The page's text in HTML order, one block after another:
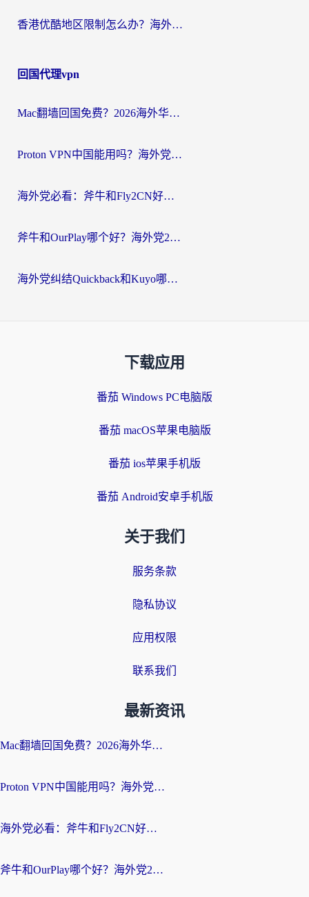
香港优酷地区限制怎么办？海外党亲测有效的追剧解决方案
回国代理vpn
Mac翻墙回国免费？2026海外华人亲测：从CCTV5直播到国内APP，这样选加速器才靠谱
Proton VPN中国能用吗？海外党选回国加速器的避坑指南（附番茄加速器实测）
海外党必看：斧牛和Fly2CN好用吗？3招教你选对回国加速器（附免费试用攻略）
斧牛和OurPlay哪个好？海外党2026亲测：选对加速器，国内资源秒加载
海外党纠结Quickback和Kuyo哪个好？选对回国加速器才能无缝刷国内资源
下载应用
番茄 Windows PC电脑版
番茄 macOS苹果电脑版
番茄 ios苹果手机版
番茄 Android安卓手机版
关于我们
服务条款
隐私协议
应用权限
联系我们
最新资讯
Mac翻墙回国免费？2026海外华人亲测：从CCTV5直播到国内APP，这样选加速器才靠谱
Proton VPN中国能用吗？海外党选回国加速器的避坑指南（附番茄加速器实测）
海外党必看：斧牛和Fly2CN好用吗？3招教你选对回国加速器（附免费试用攻略）
斧牛和OurPlay哪个好？海外党2026亲测：选对加速器，国内资源秒加载